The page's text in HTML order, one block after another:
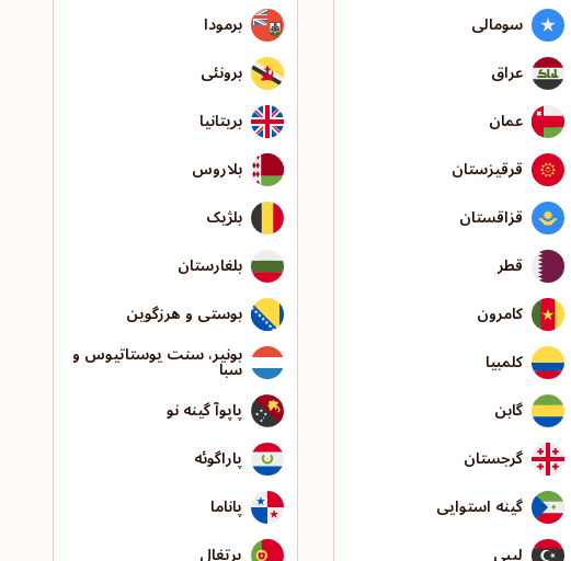
سومالی
عراق
عمان
قرقیزستان
قزاقستان
قطر
کامرون
کلمبیا
گابن
گرجستان
گینه استوایی
برمودا
برونئی
بریتانیا
بلاروس
بلژیک
بلغارستان
بوستی و هرزگوین
بونیر، سنت یوستاتیوس و
سبا
پاپوآ گینه نو
پاراگوئه
پاناما